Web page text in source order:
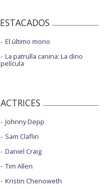
El último mono
La patrulla canina: La dino
película
Johnny Depp
Sam Claflin
Daniel Craig
Tim Allen
Kristin Chenoweth